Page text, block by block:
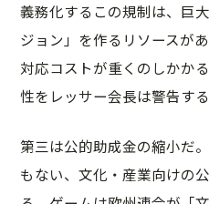
義務化するこの規制は、巨
ジョン」を作るリソースが
対応コストが重くのしかか
性をレッサー会長は警告する
第三は公的助成金の縮小だ
もない、文化・産業向けの